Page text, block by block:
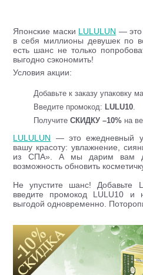
Японские маски LULULUN — это
в себя миллионы девушек по
есть шанс не только
выгодно сэкономить!
Условия акции:
Добавьте к заказу упаковку
Введите промокод: LULU10.
ПолучитеСКИДКУ –10% на
LULULUN — это ежедневный
вашу красоту: увлажнение,
из СПА». А мы дарим вам
возможность обновить
Не упустите шанс! Добавьте
введите промокод LULU10 и
выгодой одновременно.